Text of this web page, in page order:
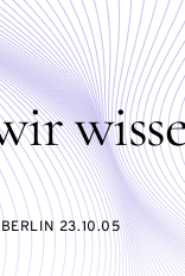
BERLIN 23.10.05